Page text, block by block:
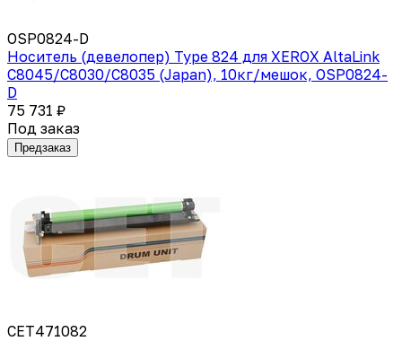
OSP0824-D
Носитель (девелопер) Type 824 для XEROX AltaLink
C8045/C8030/C8035 (Japan), 10кг/мешок, OSP0824-
D
75 731 ₽
Под заказ
Предзаказ
CET471082